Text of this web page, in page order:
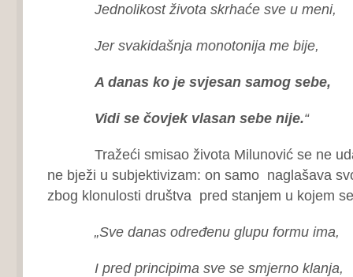
Jednolikost života skrhaće sve u meni,
Jer svakidašnja monotonija me bije,
A danas ko je svjesan samog sebe,
Vidi se čovjek vlasan sebe nije.“
Tražeći smisao života Milunović se ne
ne bježi u subjektivizam: on samo naglašava
zbog klonulosti društva pred stanjem u kojem
„Sve danas određenu glupu formu ima,
I pred principima sve se smjerno klanja,